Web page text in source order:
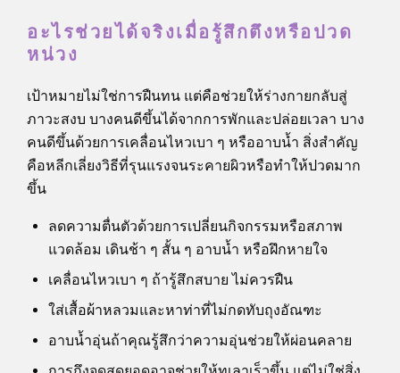
อะไรช่วยได้จริงเมื่อรู้สึกตึงหรือปวด
หน่วง
เป้าหมายไม่ใช่การฝืนทน แต่คือช่วยให้ร่างกายกลับสู่
ภาวะสงบ บางคนดีขึ้นได้จากการพักและปล่อยเวลา บาง
คนดีขึ้นด้วยการเคลื่อนไหวเบา ๆ หรืออาบน้ำ สิ่งสำคัญ
คือหลีกเลี่ยงวิธีที่รุนแรงจนระคายผิวหรือทำให้ปวดมาก
ขึ้น
ลดความตื่นตัวด้วยการเปลี่ยนกิจกรรมหรือสภาพ
แวดล้อม เดินช้า ๆ สั้น ๆ อาบน้ำ หรือฝึกหายใจ
เคลื่อนไหวเบา ๆ ถ้ารู้สึกสบาย ไม่ควรฝืน
ใส่เสื้อผ้าหลวมและหาท่าที่ไม่กดทับถุงอัณฑะ
อาบน้ำอุ่นถ้าคุณรู้สึกว่าความอุ่นช่วยให้ผ่อนคลาย